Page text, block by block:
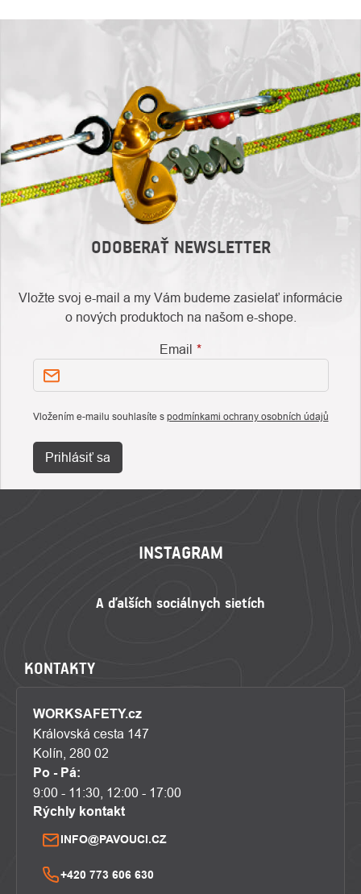
ODOBERAŤ NEWSLETTER
Vložte svoj e-mail a my Vám budeme zasielať informácie
o nových produktoch na našom e-shope.
Email
Vložením e-mailu souhlasíte s podmínkami ochrany osobních údajů
Prihlásiť sa
INSTAGRAM
KONTAKTY
WORKSAFETY.cz
Královská cesta 147
Kolín, 280 02
Po - Pá:
9:00 - 11:30, 12:00 - 17:00
Rýchly kontakt
INFO@PAVOUCI.CZ
+420 773 606 630